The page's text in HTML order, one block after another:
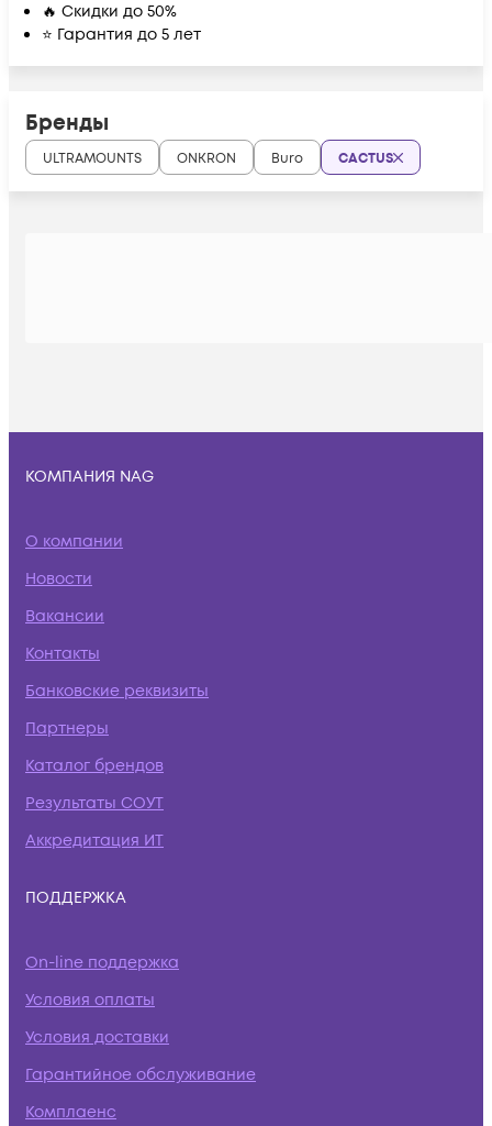
🔥 Скидки до 50%
⭐ Гарантия до 5 лет
Бренды
ULTRAMOUNTS ONKRON Buro CACTUS
КОМПАНИЯ NAG
О компании
Новости
Вакансии
Контакты
Банковские реквизиты
Партнеры
Каталог брендов
Результаты СОУТ
Аккредитация ИТ
ПОДДЕРЖКА
On-line поддержка
Условия оплаты
Условия доставки
Гарантийное обслуживание
Комплаенс